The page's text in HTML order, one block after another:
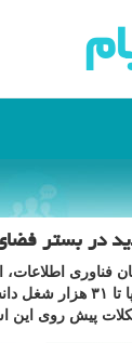
فناوری
به افزایش مشاغل نوپا
پیش روی